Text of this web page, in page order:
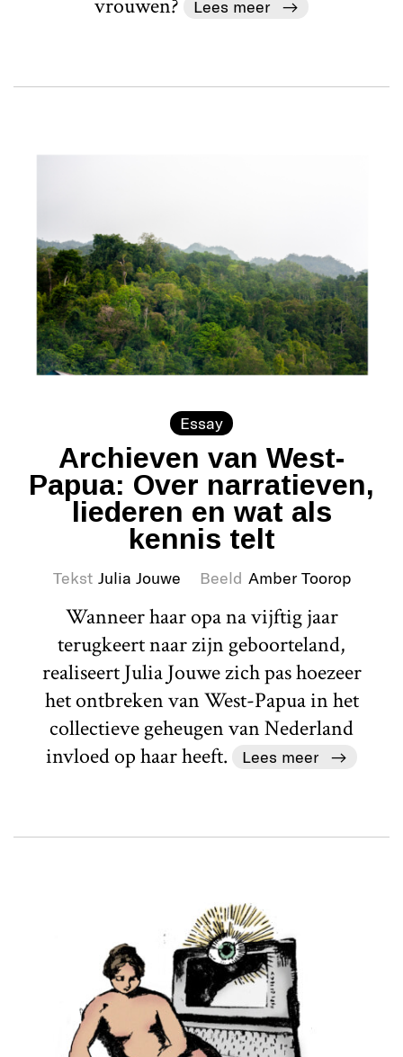
vrouwen? Lees meer
Essay
Archieven van West-
Papua: Over narratieven,
liederen en wat als
kennis telt
Tekst Julia Jouwe Beeld Amber Toorop
Wanneer haar opa na vijftig jaar
terugkeert naar zijn geboorteland,
realiseert Julia Jouwe zich pas hoezeer
het ontbreken van West-Papua in het
collectieve geheugen van Nederland
invloed op haar heeft.
Lees meer